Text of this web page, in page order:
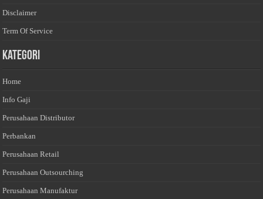
Disclaimer
Term Of Service
Kategori
Home
Info Gaji
Perusahaan Distributor
Perbankan
Perusahaan Retail
Perusahaan Outsourching
Perusahaan Manufaktur